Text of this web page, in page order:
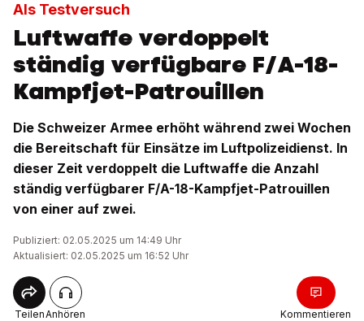
Als Testversuch
Luftwaffe verdoppelt
ständig verfügbare F/A-18-
Kampfjet-Patrouillen
Die Schweizer Armee erhöht während zwei Wochen
die Bereitschaft für Einsätze im Luftpolizeidienst. In
dieser Zeit verdoppelt die Luftwaffe die Anzahl
ständig verfügbarer F/A-18-Kampfjet-Patrouillen
von einer auf zwei.
Publiziert: 02.05.2025 um 14:49 Uhr
Aktualisiert: 02.05.2025 um 16:52 Uhr
TeilenAnhören Kommentieren